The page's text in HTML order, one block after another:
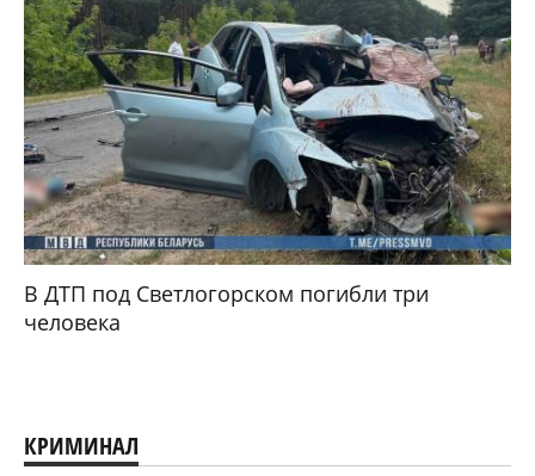
В ДТП под Светлогорском погибли три
человека
КРИМИНАЛ